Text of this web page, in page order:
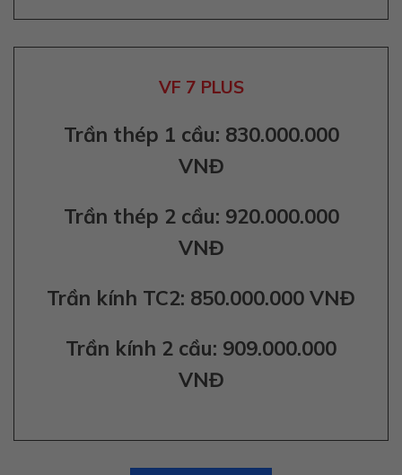
VF 7 PLUS
Trần thép 1 cầu: 830.000.000
VNĐ
Trần thép 2 cầu: 920.000.000
VNĐ
Trần kính TC2: 850.000.000 VNĐ
Trần kính 2 cầu: 909.000.000
VNĐ